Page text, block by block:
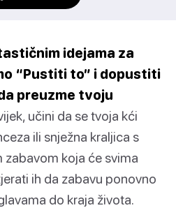
idejama za
“Pustiti to” i dopustiti
preuzme tvoju
učini da se tvoja kći
ili snježna kraljica s
koja će svima
ih da zabavu ponovno
do kraja života.